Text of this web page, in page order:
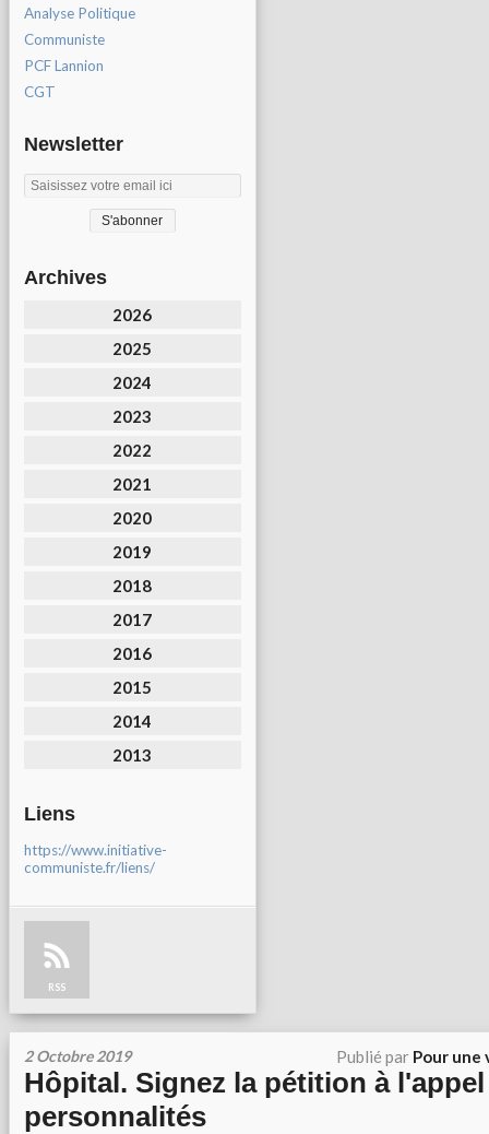
Analyse Politique
Communiste
PCF Lannion
CGT
Newsletter
Archives
2026
2025
2024
2023
2022
2021
2020
2019
2018
2017
2016
2015
2014
2013
Liens
https://www.initiative-
communiste.fr/liens/
RSS
2 Octobre 2019 Publié par Pour une
Hôpital. Signez la pétition à
personnalités